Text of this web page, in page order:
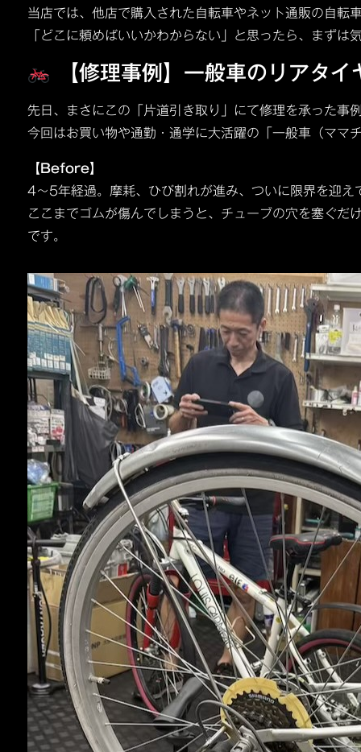
当店では、他店で購入された自転車やネット通販の自転
「どこに頼めばいいかわからない」と思ったら、まずは
【修理事例】一般車のリアタイ
先日、まさにこの「片道引き取り」にて修理を承った事
今回はお買い物や通勤・通学に大活躍の「一般車（ママ
【Before】
4～5年経過。摩耗、ひび割れが進み、ついに限界を迎え
ここまでゴムが傷んでしまうと、チューブの穴を塞ぐだ
です。